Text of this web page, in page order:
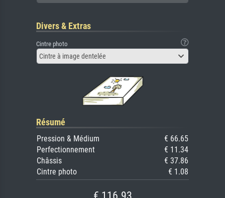
Divers & Extras
Cintre photo
Cintre à image dentelée
Résumé
Pression & Médium
€ 66.65
Perfectionnement
€ 11.34
Châssis
€ 37.86
Cintre photo
€ 1.08
€ 116.93